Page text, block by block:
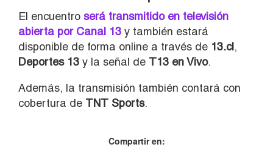
El encuentro será transmitido en televisión
abierta por Canal 13 y también estará
disponible de forma online a través de 13.cl,
Deportes 13 y la señal de T13 en Vivo.
Además, la transmisión también contará con
cobertura de TNT Sports.
Compartir en: